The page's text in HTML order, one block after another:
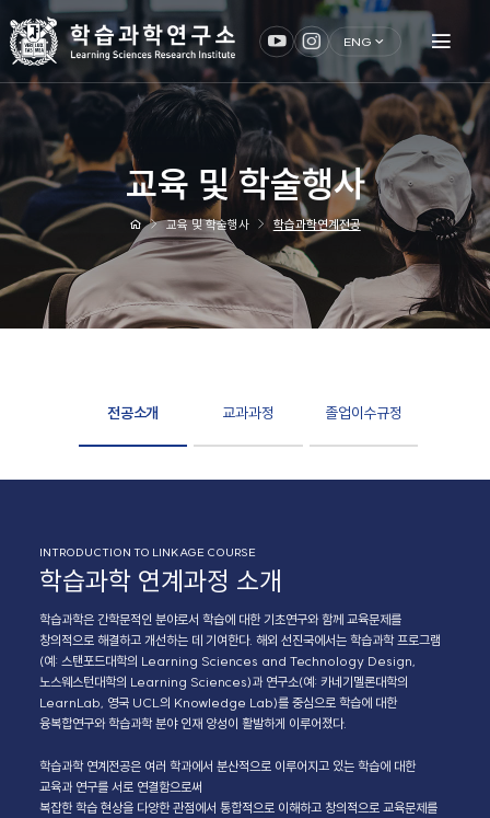
ENG
교육 및 학술행사
교육 및 학술행사 학습과학연계전공
전공소개 교과과정 졸업이수규정
INTRODUCTION TO LINKAGE COURSE
학습과학 연계과정 소개
학습과학은 간학문적인 분야로서 학습에 대한 기초연구와 함께 교육문제를
창의적으로 해결하고 개선하는 데 기여한다. 해외 선진국에서는 학습과학 프로그램
(예: 스탠포드대학의 Learning Sciences and Technology Design,
노스웨스턴대학의 Learning Sciences)과 연구소(예: 카네기멜론대학의
LearnLab, 영국 UCL의 Knowledge Lab)를 중심으로 학습에 대한
융복합연구와 학습과학 분야 인재 양성이 활발하게 이루어졌다.
학습과학 연계전공은 여러 학과에서 분산적으로 이루어지고 있는 학습에 대한
교육과 연구를 서로 연결함으로써
복잡한 학습 현상을 다양한 관점에서 통합적으로 이해하고 창의적으로 교육문제를